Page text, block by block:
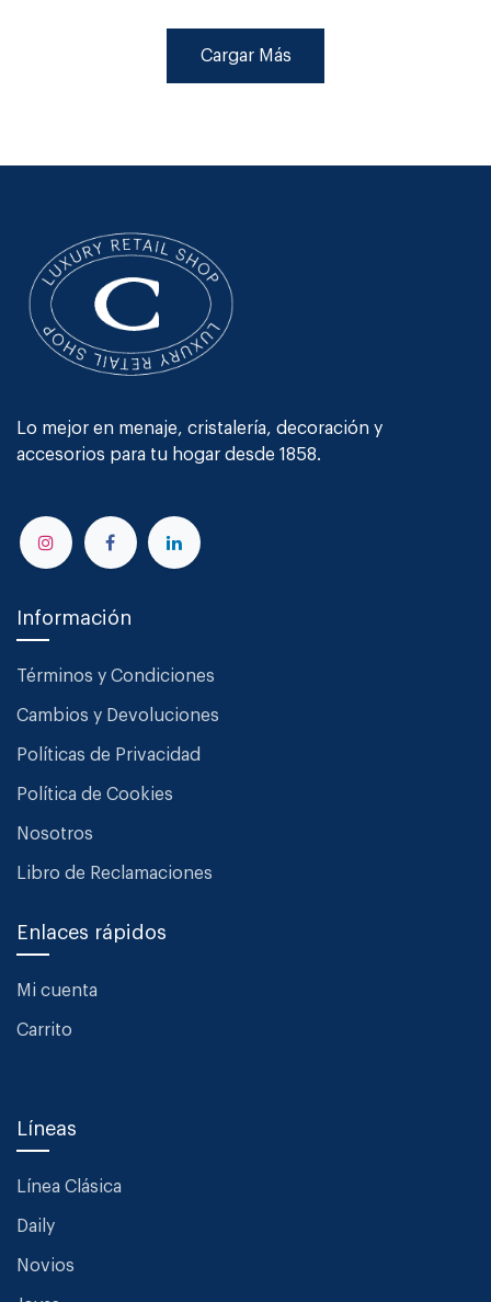
Cargar Más
Lo mejor en menaje, cristalería, decoración y
accesorios para tu hogar desde 1858.
Información
Términos y Condiciones
Cambios y Devoluciones
Políticas de Privacidad
Política de Cookies
Nosotros
Libro de Reclamaciones
Enlaces rápidos
Mi cuenta
Carrito
Líneas
Línea Clásica
Daily
Novios